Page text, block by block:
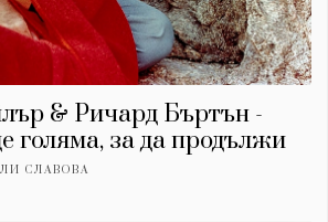
& Ричард Бъртън -
голяма, за да продължи
СЛАВОВА